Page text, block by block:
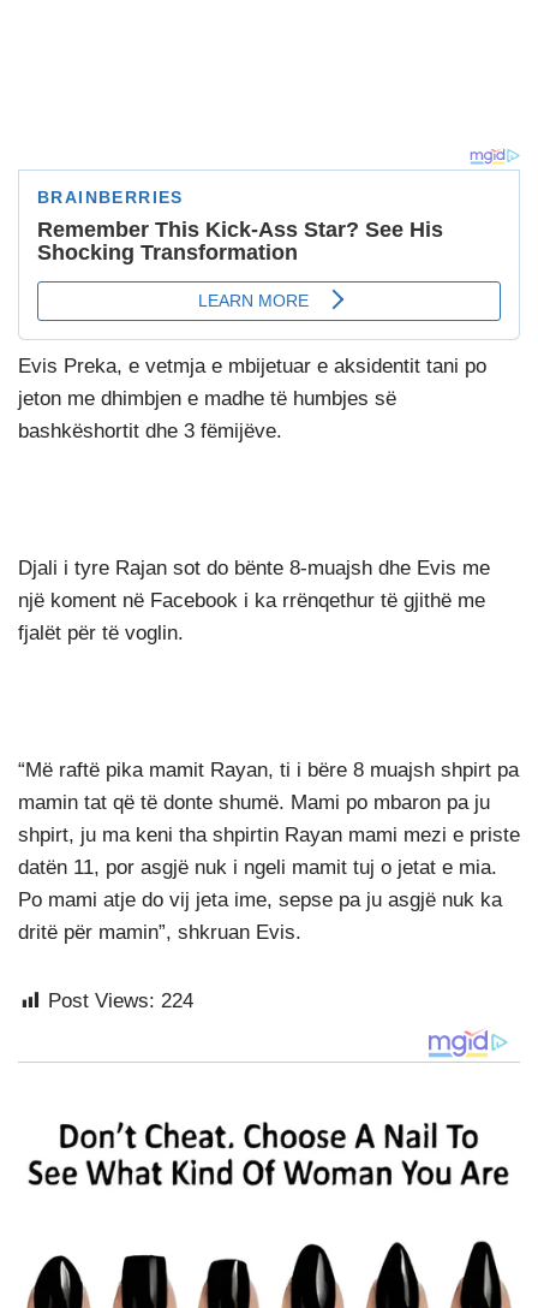
Evis Preka, e vetmja e mbijetuar e aksidentit tani po
jeton me dhimbjen e madhe të humbjes së
bashkëshortit dhe 3 fëmijëve.
Djali i tyre Rajan sot do bënte 8-muajsh dhe Evis me
një koment në Facebook i ka rrënqethur të gjithë me
fjalët për të voglin.
“Më raftë pika mamit Rayan, ti i bëre 8 muajsh shpirt pa
mamin tat që të donte shumë. Mami po mbaron pa ju
shpirt, ju ma keni tha shpirtin Rayan mami mezi e priste
datën 11, por asgjë nuk i ngeli mamit tuj o jetat e mia.
Po mami atje do vij jeta ime, sepse pa ju asgjë nuk ka
dritë për mamin”, shkruan Evis.
Post Views: 224